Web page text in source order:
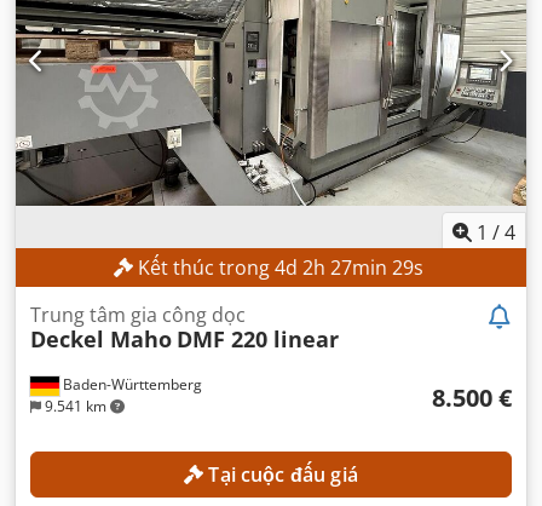
1 /4
Kết thúc trong4d 2h 27min 27s
Baden-Württemberg
9.541 km
Trung tâm gia công dọc
Deckel Maho DMF 220 linear
8.500 €
Tại cuộc đấu giá